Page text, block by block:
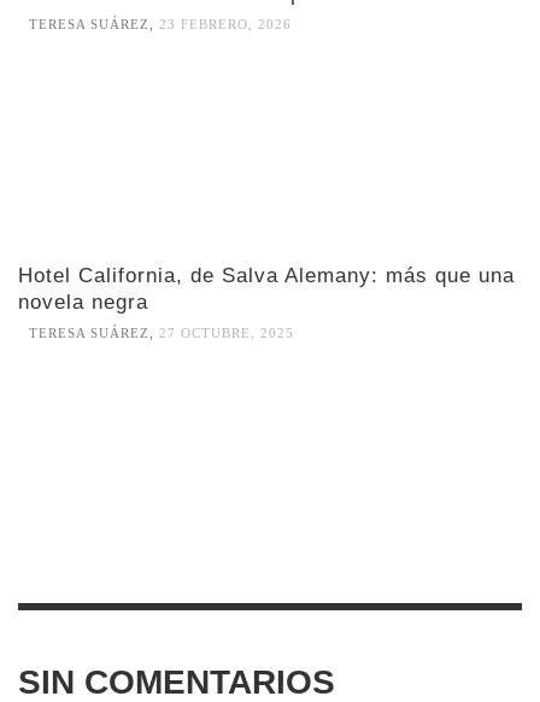
TERESA SUÁREZ 23 FEBRERO, 2026
Hotel California, de Salva Alemany: más que una
novela negra
TERESA SUÁREZ, 27 OCTUBRE, 2025
SIN COMENTARIOS